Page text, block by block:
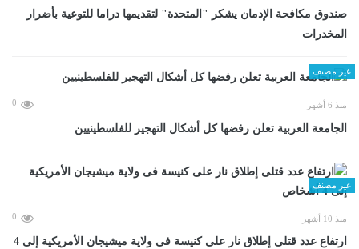
صندوق مكافحة الإدمان يشكر "المتحدة" لتقديمها دراما للتوعية بأضرار
المخدرات
غير مصنف
منذ 6 أشهر 0
الجامعة العربية تعلن رفضها كل أشكال التهجير للفلسطينيين
غير مصنف
منذ 10 أشهر 0
ارتفاع عدد قتلى إطلاق نار على كنيسة فى ولاية ميشيجان الأمريكية إلى 4